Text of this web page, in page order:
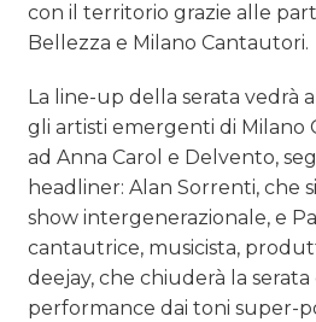
con il territorio grazie alle
Bellezza e Milano Cantautori.
La line-up della serata vedrà
gli artisti emergenti di Milano
ad Anna Carol e Delvento,
headliner: Alan Sorrenti, che
show intergenerazionale, e
cantautrice, musicista,
deejay, che chiuderà la
performance dai toni super-